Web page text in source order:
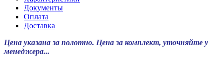
Документы
Оплата
Доставка
Цена указана за полотно. Цена за комплект, уточняйте у
менеджера...